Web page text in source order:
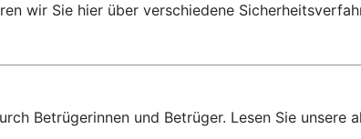
wir Sie hier über verschiedene
Betrügerinnen und Betrüger. Lesen Sie unsere